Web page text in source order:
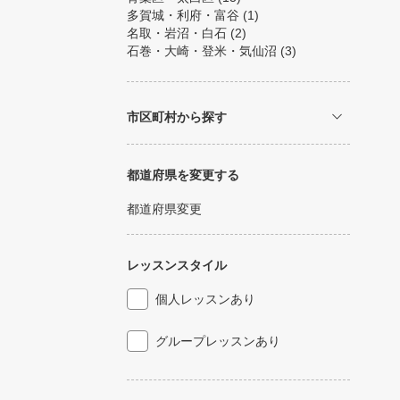
多賀城・利府・富谷 (1)
名取・岩沼・白石 (2)
石巻・大崎・登米・気仙沼 (3)
市区町村から探す
都道府県を変更する
都道府県変更
レッスンスタイル
個人レッスンあり
グループレッスンあり